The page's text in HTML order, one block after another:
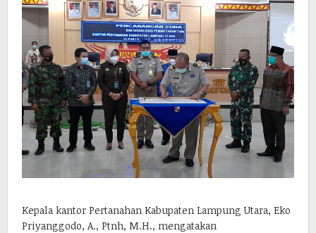
Kepala kantor Pertanahan Kabupaten Lampung Utara, Eko
Priyanggodo, A., Ptnh, M.H., mengatakan